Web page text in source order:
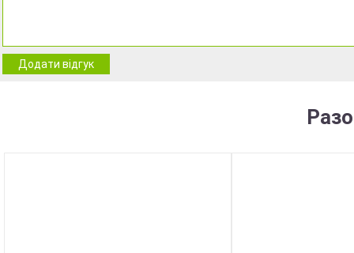
Додати відгук